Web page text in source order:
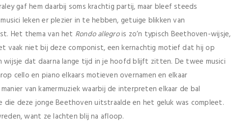
gaf hem daarbij soms krachtig partij, maar bleef steeds
leken er plezier in te hebben, getuige blikken van
Het thema van het Rondo allegrois zo’n typisch Beethoven-wijsje,
vaak niet bij deze componist, een kernachtig motief dat hij op
dat daarna lange tijd in je hoofd blijft zitten. De twee musici
cello en piano elkaars motieven overnamen en elkaar
van kamermuziek waarbij de interpreten elkaar de bal
deze jonge Beethoven uitstraalde en het geluk was compleet.
want ze lachten blij na afloop.